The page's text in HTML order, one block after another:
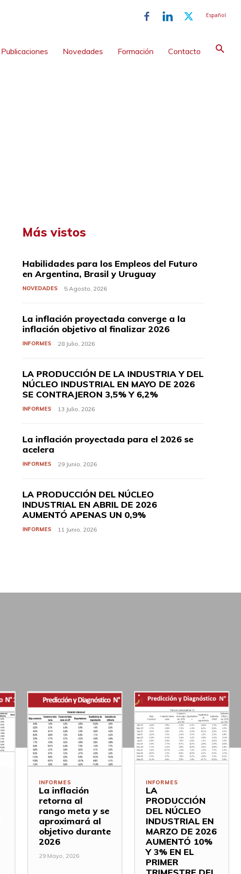
Español
Publicaciones Novedades Formación Contacto
Más vistos
Habilidades para los Empleos del Futuro
en Argentina, Brasil y Uruguay
NOVEDADES 5 Agosto, 2026
La inflación proyectada converge a la
inflación objetivo al finalizar 2026
INFORMES 28 Julio, 2026
LA PRODUCCIÓN DE LA INDUSTRIA Y DEL
NÚCLEO INDUSTRIAL EN MAYO DE 2026
SE CONTRAJERON 3,5% Y 6,2%
INFORMES 13 Julio, 2026
La inflación proyectada para el 2026 se
acelera
INFORMES 29 Junio, 2026
LA PRODUCCIÓN DEL NÚCLEO
INDUSTRIAL EN ABRIL DE 2026
AUMENTÓ APENAS UN 0,9%
INFORMES 11 Junio, 2026
INFORMES
La inflación
retorna al
rango meta y se
aproximará al
objetivo durante
2026
29 Mayo, 2026
INFORMES
LA
PRODUCCIÓN
DEL NÚCLEO
INDUSTRIAL EN
MARZO DE 2026
AUMENTÓ 10%
Y 3% EN EL
PRIMER